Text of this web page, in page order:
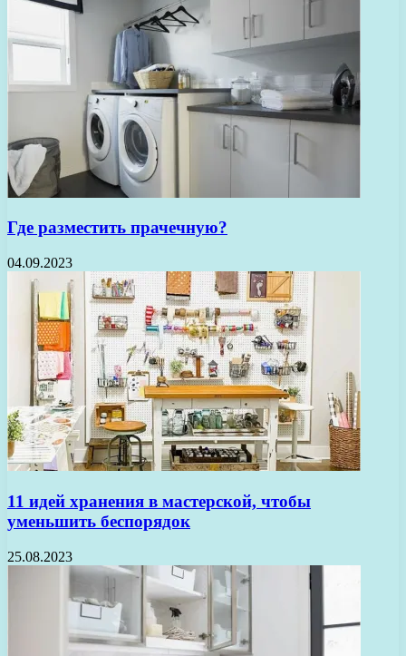
Где разместить прачечную?
04.09.2023
11 идей хранения в мастерской, чтобы
уменьшить беспорядок
25.08.2023